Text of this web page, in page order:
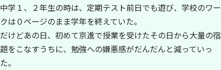
中学１、２年生の時は、定期テスト前日でも遊び、学校のワー
クは０ページのまま学年を終えていた。
だけどあの日、初めて京進で授業を受けたその日から大量の宿
題をこなすうちに、勉強への嫌悪感がだんだんと減っていっ
た。